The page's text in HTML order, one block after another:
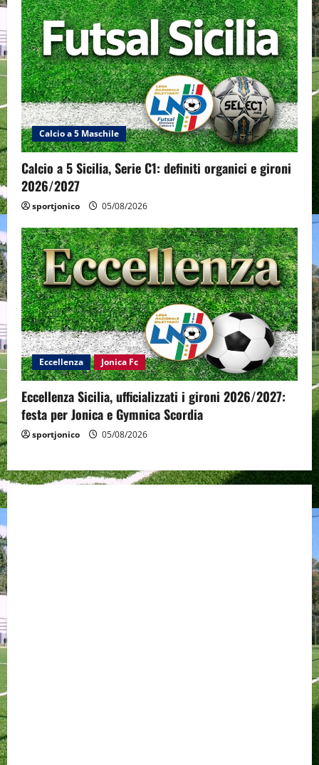
Calcio a 5 Maschile
Calcio a 5 Sicilia, Serie C1: definiti organici e gironi
2026/2027
sportjonico 05/08/2026
Eccellenza Jonica Fc
Eccellenza Sicilia, ufficializzati i gironi 2026/2027:
festa per Jonica e Gymnica Scordia
sportjonico 05/08/2026